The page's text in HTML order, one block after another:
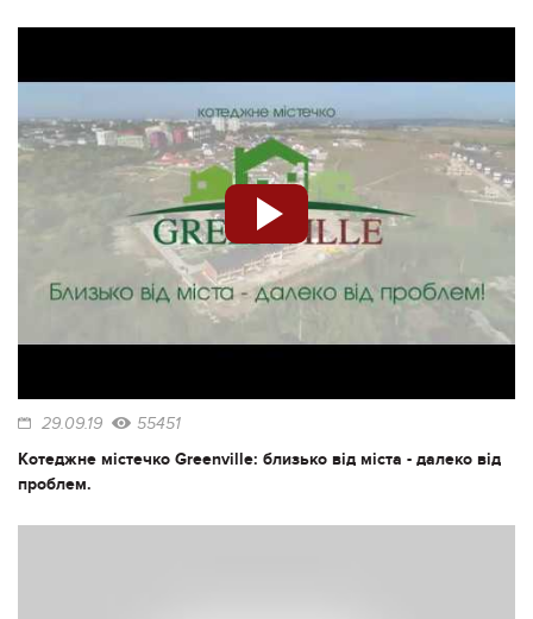
29.09.19 55451
Котеджне містечко Greenville: близько від міста - далеко від
проблем.